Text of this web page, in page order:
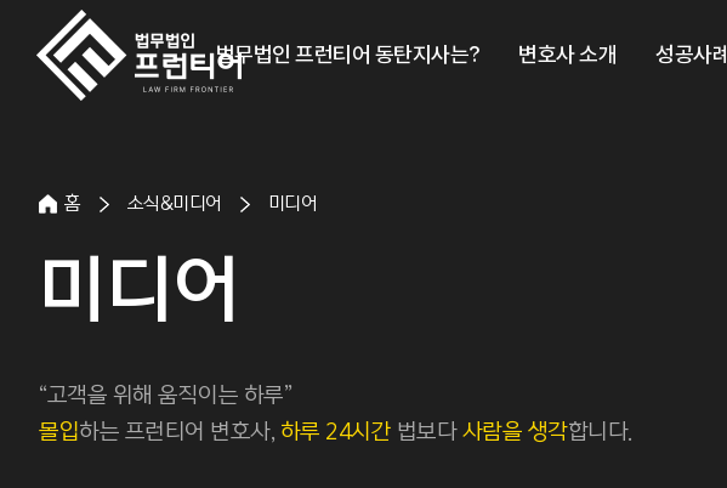
법무법인 프런티어 동탄지사는? 변호사 소개 성공사례
홈 소식&미디어 미디어
미디어
“고객을 위해 움직이는 하루”
몰입하는 프런티어 변호사, 하루 24시간 법보다 사람을 생각합니다.